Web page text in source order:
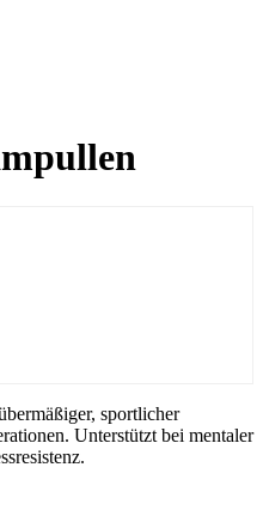
sportlicher
Unterstützt bei mentaler